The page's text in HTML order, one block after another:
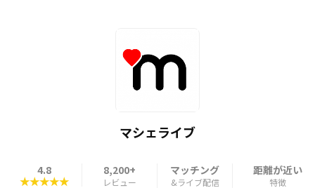
マシェライブ
4.8
★★★★★
8,200+
レビュー
マッチング
&ライブ配信
距離が近い
特徴